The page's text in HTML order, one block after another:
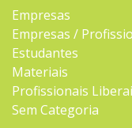
Empresas
Empresas /
Estudantes
Materiais
Profissionais
Sem Categoria